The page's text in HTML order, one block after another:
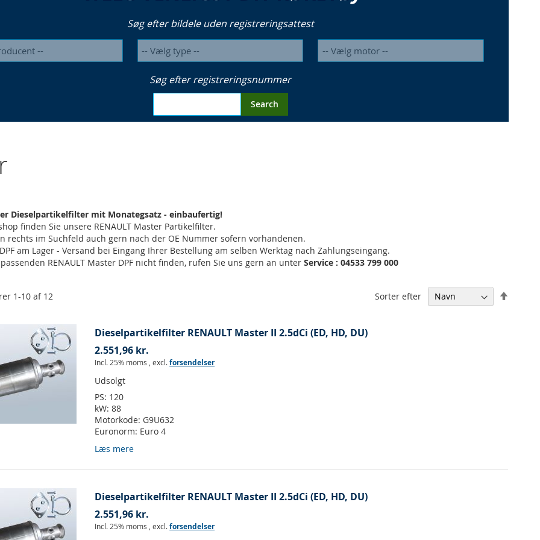
Søg efter bildele uden registreringsattest
Søg efter registreringsnummer
Search
Dieselpartikelfilter mit Monategsatz - einbaufertig!
finden Sie unsere RENAULT Master Partikelfilter.
rechts im Suchfeld auch gern nach der OE Nummer sofern vorhandenen.
am Lager - Versand bei Eingang Ihrer Bestellung am selben Werktag nach Zahlungseingang.
RENAULT Master DPF nicht finden, rufen Sie uns gern an unterService : 04533 799 000
1-10 af 12 Sorter efter
Dieselpartikelfilter RENAULT Master II 2.5dCi (ED, HD, DU)
2.551,96 kr.
Incl. 25% moms ,excl.forsendelser
Udsolgt
PS: 120
kW:88
Motorkode: G9U632
Euronorm: Euro 4
Læs mere
Dieselpartikelfilter RENAULT Master II 2.5dCi (ED, HD, DU)
2.551,96 kr.
Incl. 25% moms ,excl.forsendelser